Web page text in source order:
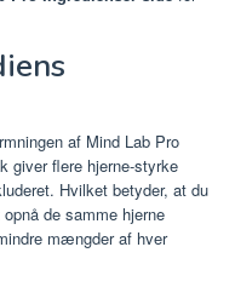
af ​​Mind Lab Pro
giver flere hjerne-styrke
Hvilket betyder, at du
de samme hjerne
mængder af hver